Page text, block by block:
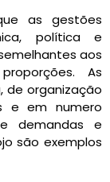
as gestões
política e
aos
As
de organização
e em numero
demandas e
são exemplos